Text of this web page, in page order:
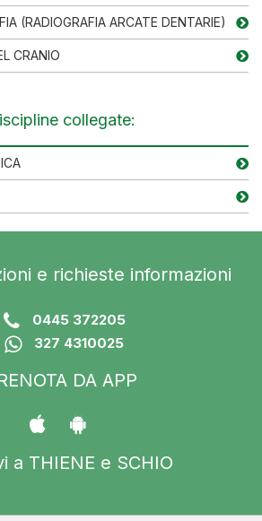
(RADIOGRAFIA ARCATE DENTARIE)
CRANIO
collegate:
e richieste informazioni
0445 372205
327 4310025
DA APP
a THIENE e SCHIO